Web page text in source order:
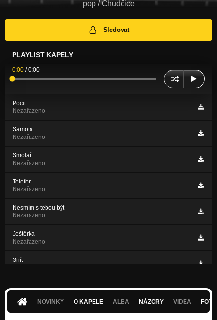
pop / Chudčice
Sledovat
PLAYLIST KAPELY
0:00 /0:00
Pocit
Nezařazeno
Samota
Nezařazeno
Smolař
Nezařazeno
Telefon
Nezařazeno
Nesmím s tebou být
Nezařazeno
Ještěrka
Nezařazeno
Snít
Stále stejná
NOVINKY O KAPELE ALBA NÁZORY VIDEA